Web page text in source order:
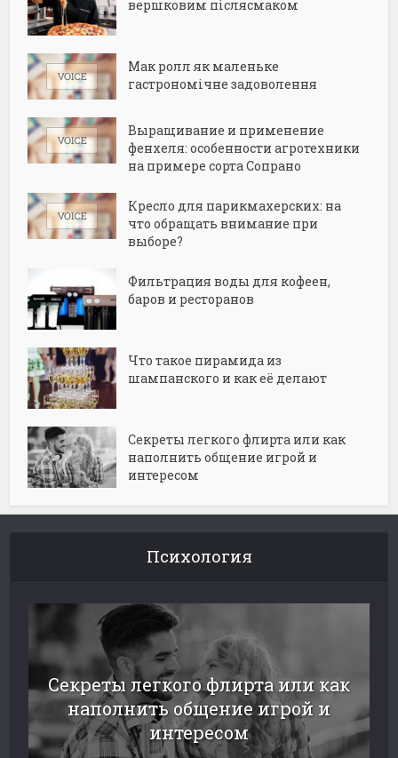
вершковим післясмаком
Мак ролл як маленьке
гастрономічне задоволення
Выращивание и применение
фенхеля: особенности агротехники
на примере сорта Сопрано
Кресло для парикмахерских: на
что обращать внимание при
выборе?
Фильтрация воды для кофеен,
баров и ресторанов
Что такое пирамида из
шампанского и как её делают
Секреты легкого флирта или как
наполнить общение игрой и
интересом
Психология
Секреты легкого флирта или как
наполнить общение игрой и
интересом